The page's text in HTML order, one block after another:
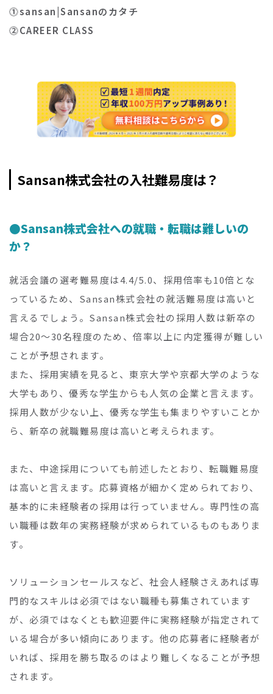
⓵sansan|Sansanのカタチ
⓶CAREER CLASS
Sansan株式会社の入社難易度は？
Sansan株式会社への就職・転職は難しいの
か？
就活会議の選考難易度は4.4/5.0、採用倍率も10倍とな
っているため、Sansan株式会社の就活難易度は高いと
言えるでしょう。Sansan株式会社の採用人数は新卒の
場合20～30名程度のため、倍率以上に内定獲得が難しい
ことが予想されます。
また、採用実績を見ると、東京大学や京都大学のような
大学もあり、優秀な学生からも人気の企業と言えます。
採用人数が少ない上、優秀な学生も集まりやすいことか
ら、新卒の就職難易度は高いと考えられます。
また、中途採用についても前述したとおり、転職難易度
は高いと言えます。応募資格が細かく定められており、
基本的に未経験者の採用は行っていません。専門性の高
い職種は数年の実務経験が求められているものもありま
す。
ソリューションセールスなど、社会人経験さえあれば専
門的なスキルは必須ではない職種も募集されています
が、必須ではなくとも歓迎要件に実務経験が指定されて
いる場合が多い傾向にあります。他の応募者に経験者が
いれば、採用を勝ち取るのはより難しくなることが予想
されます。